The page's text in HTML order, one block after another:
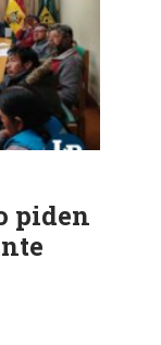
piden